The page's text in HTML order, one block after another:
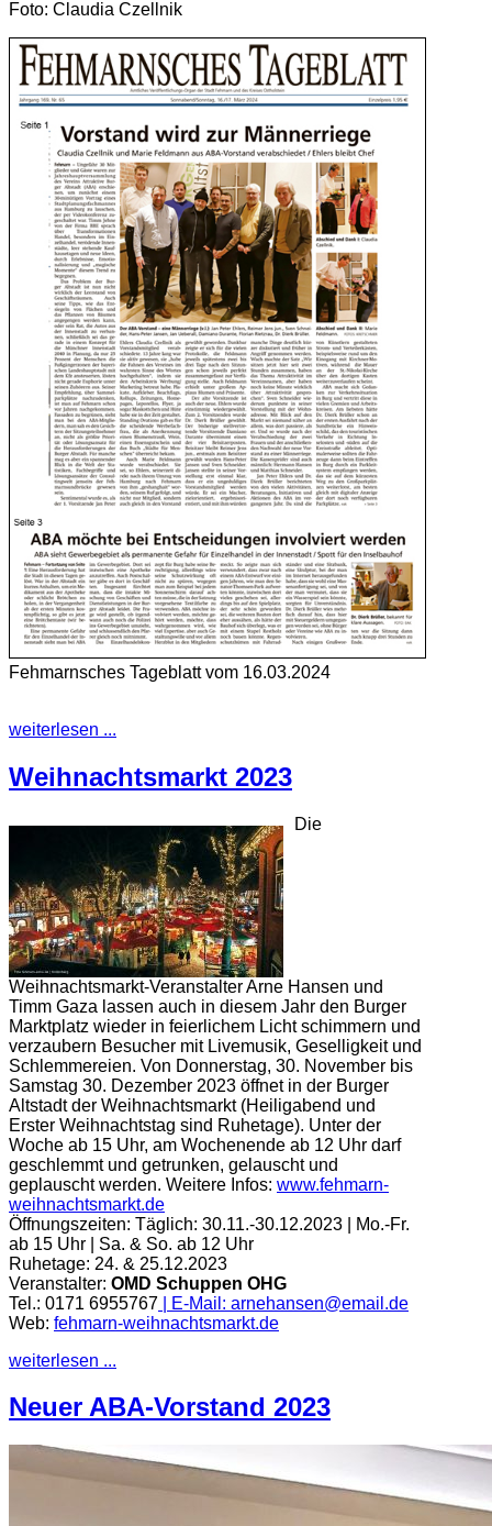
Foto: Claudia Czellnik
Fehmarnsches Tageblatt vom 16.03.2024
weiterlesen ...
Weihnachtsmarkt 2023
Die
Weihnachtsmarkt-Veranstalter Arne Hansen und
Timm Gaza lassen auch in diesem Jahr den Burger
Marktplatz wieder in feierlichem Licht schimmern und
verzaubern Besucher mit Livemusik, Geselligkeit und
Schlemmereien. Von Donnerstag, 30. November bis
Samstag 30. Dezember 2023 öffnet in der Burger
Altstadt der Weihnachtsmarkt (Heiligabend und
Erster Weihnachtstag sind Ruhetage). Unter der
Woche ab 15 Uhr, am Wochenende ab 12 Uhr darf
geschlemmt und getrunken, gelauscht und
geplauscht werden. Weitere Infos: www.fehmarn-
weihnachtsmarkt.de
Öffnungszeiten: Täglich: 30.11.-30.12.2023 | Mo.-Fr.
ab 15 Uhr | Sa. & So. ab 12 Uhr
Ruhetage: 24. & 25.12.2023
Veranstalter: OMD Schuppen OHG
Tel.: 0171 6955767 | E-Mail: arnehansen@email.de
Web: fehmarn-weihnachtsmarkt.de
weiterlesen ...
Neuer ABA-Vorstand 2023